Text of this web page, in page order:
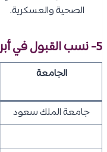
الصحية والعسكرية.
5- نسب القبول في أبرز الجامعات السعودية:
الجامعة
جامعة الملك سعود